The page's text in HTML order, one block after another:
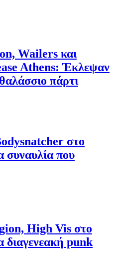
Wailers και
Athens: Έκλεψαν
πάρτι
στο
συναυλία που
High Vis στο
διαγενεακή punk